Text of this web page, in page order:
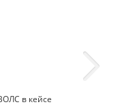
в кейсе